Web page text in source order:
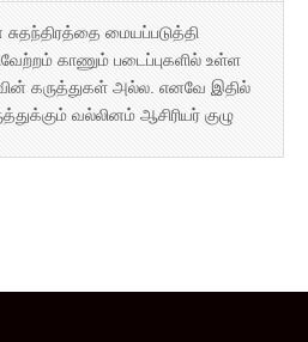
மையப்படுத்தி
காணும் படைப்புகளில் உள்ள
கருத்துகள் அல்ல. எனவே இதில்
வல்லினம் ஆசிரியர் குழு